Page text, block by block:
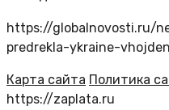
https://globalnovosti.ru/
predrekla-ykraine-
Карта сайта Политика
https://zaplata.ru